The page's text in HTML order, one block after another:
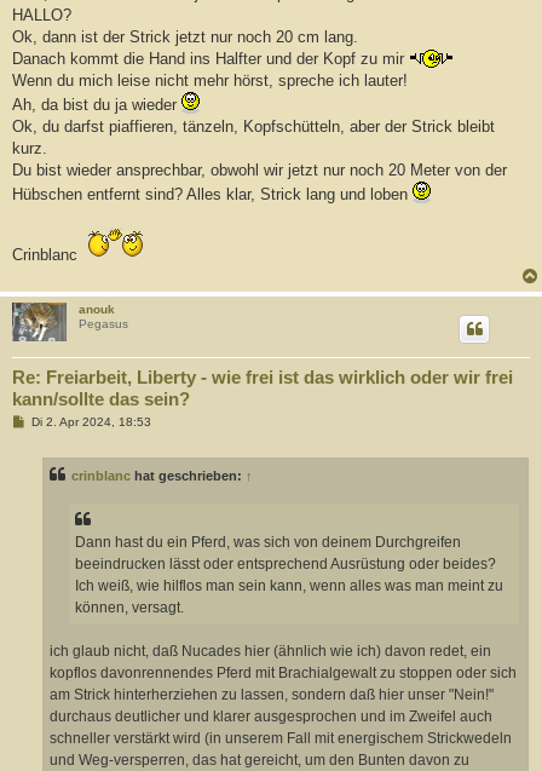
HALLO?
Ok, dann ist der Strick jetzt nur noch 20 cm lang.
Danach kommt die Hand ins Halfter und der Kopf zu mir
Wenn du mich leise nicht mehr hörst, spreche ich lauter!
Ah, da bist du ja wieder
Ok, du darfst piaffieren, tänzeln, Kopfschütteln, aber der Strick bleibt
kurz.
Du bist wieder ansprechbar, obwohl wir jetzt nur noch 20 Meter von der
Hübschen entfernt sind? Alles klar, Strick lang und loben
Crinblanc
anouk
Pegasus
Re: Freiarbeit, Liberty - wie frei ist das wirklich oder wir frei
kann/sollte das sein?
BDi 2. Apr 2024, 18:53
crinblanc hat geschrieben: ↑
Dann hast du ein Pferd, was sich von deinem Durchgreifen
beeindrucken lässt oder entsprechend Ausrüstung oder beides?
Ich weiß, wie hilflos man sein kann, wenn alles was man meint zu
können, versagt.
ich glaub nicht, daß Nucades hier (ähnlich wie ich) davon redet, ein
kopflos davonrennendes Pferd mit Brachialgewalt zu stoppen oder sich
am Strick hinterherziehen zu lassen, sondern daß hier unser "Nein!"
durchaus deutlicher und klarer ausgesprochen und im Zweifel auch
schneller verstärkt wird (in unserem Fall mit energischem Strickwedeln
und Weg-versperren, das hat gereicht, um den Bunten davon zu